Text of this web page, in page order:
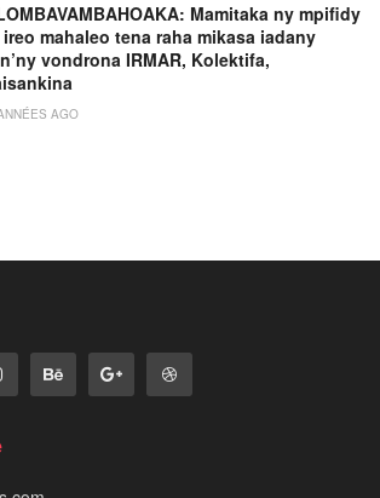
Mamitaka ny mpifidy
ireo mahaleo tena raha mikasa iadany
vondrona IRMAR, Kolektifa,
AGO